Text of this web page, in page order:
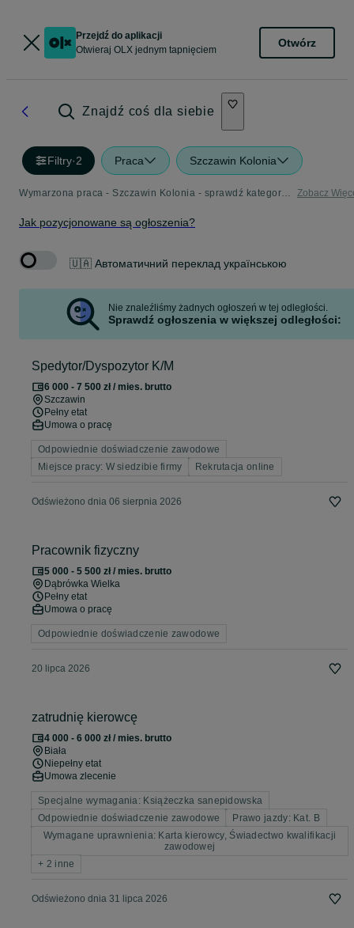
Przejdź do aplikacji
Otwieraj OLX jednym tapnięciem
Otwórz
Znajdź coś dla siebie
Filtry·2 Praca Szczawin Kolonia
Wymarzona praca - Szczawin Kolonia - sprawdź kategorię Praca Zobacz
Jak pozycjonowane są ogłoszenia?
🇺🇦 Автоматичний переклад українською
Nie znaleźliśmy żadnych ogłoszeń w tej odległości.
Sprawdź ogłoszenia w większej odległości:
Spedytor/Dyspozytor K/M
6 000 - 7 500 zł / mies. brutto
Szczawin
Pełny etat
Umowa o pracę
Odpowiednie doświadczenie zawodowe
Miejsce pracy: W siedzibie firmy
Rekrutacja online
Odświeżono dnia 06 sierpnia 2026
Pracownik fizyczny
5 000 - 5 500 zł / mies. brutto
Dąbrówka Wielka
Pełny etat
Umowa o pracę
Odpowiednie doświadczenie zawodowe
20 lipca 2026
zatrudnię kierowcę
4 000 - 6 000 zł / mies. brutto
Biała
Niepełny etat
Umowa zlecenie
Specjalne wymagania: Książeczka sanepidowska
Odpowiednie doświadczenie zawodowe
Prawo jazdy: Kat. B
Wymagane uprawnienia: Karta kierowcy, Świadectwo kwalifikacji
zawodowej
+ 2 inne
Odświeżono dnia 31 lipca 2026